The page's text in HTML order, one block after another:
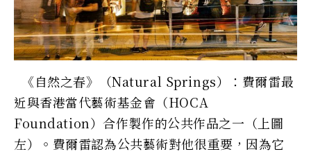
《自然之春》（Natural Springs）：費爾雷最
近與香港當代藝術基金會（HOCA
Foundation）合作製作的公共作品之一（上圖
左）。費爾雷認為公共藝術對他很重要，因為它